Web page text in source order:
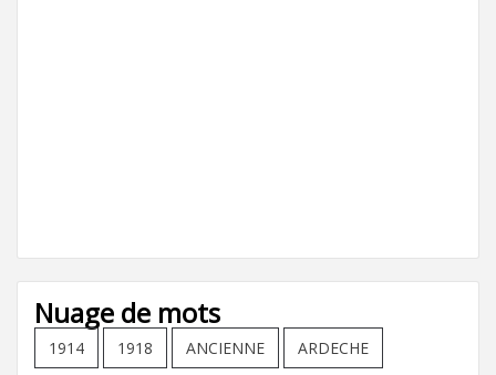
Nuage de mots
1914 1918 ANCIENNE ARDECHE